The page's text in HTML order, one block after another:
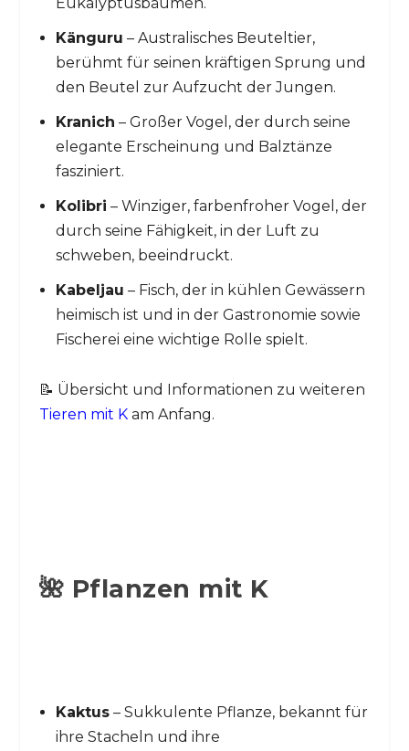
Känguru – Australisches Beuteltier,
berühmt für seinen kräftigen Sprung und
den Beutel zur Aufzucht der Jungen.
Kranich – Großer Vogel, der durch seine
elegante Erscheinung und Balztänze
fasziniert.
Kolibri – Winziger, farbenfroher Vogel, der
durch seine Fähigkeit, in der Luft zu
schweben, beeindruckt.
Kabeljau – Fisch, der in kühlen Gewässern
heimisch ist und in der Gastronomie sowie
Fischerei eine wichtige Rolle spielt.
📝 Übersicht und Informationen zu weiteren
Tieren mit Kam Anfang.
🌺 Pflanzen mit K
Kaktus– Sukkulente Pflanze, bekannt für
ihre Stacheln und ihre